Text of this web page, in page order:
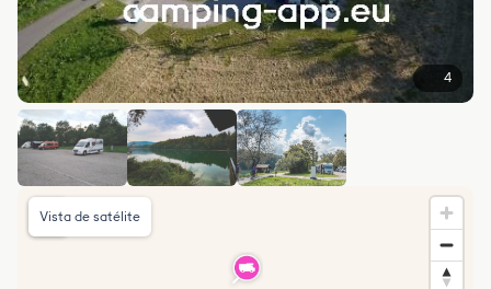
4
Vista de satélite